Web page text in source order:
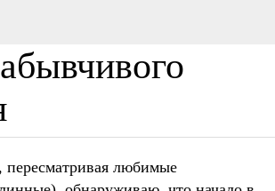
пересматривая любимые